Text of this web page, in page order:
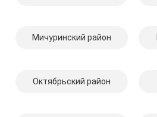
Мичуринский район
Октябрьский район